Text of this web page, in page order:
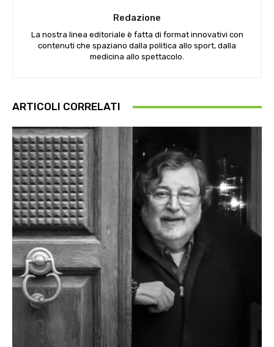
Redazione
La nostra linea editoriale è fatta di format innovativi con
contenuti che spaziano dalla politica allo sport, dalla
medicina allo spettacolo.
ARTICOLI CORRELATI